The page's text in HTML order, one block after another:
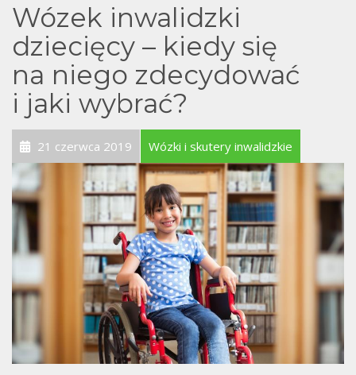
Wózek inwalidzki
dziecięcy – kiedy się
na niego zdecydować
i jaki wybrać?
21 czerwca 2019 Wózki i skutery inwalidzkie